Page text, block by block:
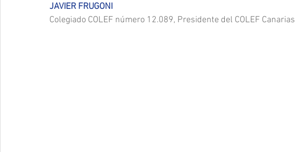
JAVIER FRUGONI
Colegiado COLEF número 12.089, Presidente del COLEF Canarias